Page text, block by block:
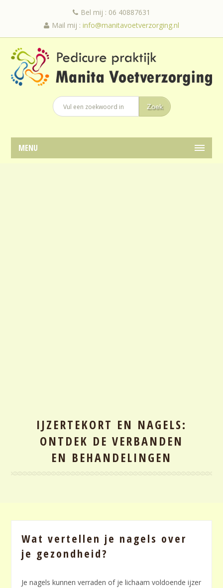
Bel mij : 06 40887631
Mail mij : info@manitavoetverzorging.nl
MENU
IJZERTEKORT EN NAGELS:
ONTDEK DE VERBANDEN
EN BEHANDELINGEN
Wat vertellen je nagels over
je gezondheid?
Je nagels kunnen verraden of je lichaam voldoende ijzer